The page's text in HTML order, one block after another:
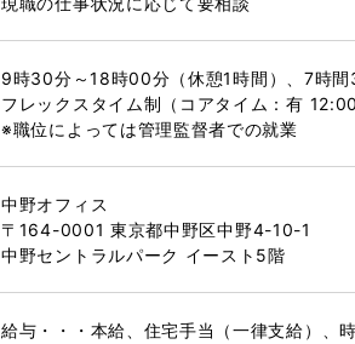
9時30分～18時00分（休憩1時間）、7時
フレックスタイム制（コアタイム：有
※職位によっては管理監督者での就業
中野オフィス
〒164-0001 東京都中野区中野4-10-1
中野セントラルパーク イースト5階
給与・・・本給、住宅手当（一律支給）、